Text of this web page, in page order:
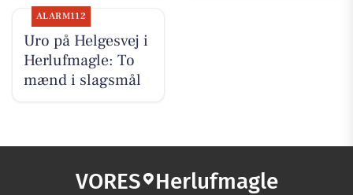
ALARM112
Uro på Helgesvej i
Herlufmagle: To
mænd i slagsmål
VORES Herlufmagle